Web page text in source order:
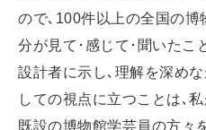
ので､100件以上の全国の博
分が見て･感じて･聞いたこ
設計者に示し､理解を深め
しての視点に立つことは､
既設の博物館学芸員の方々